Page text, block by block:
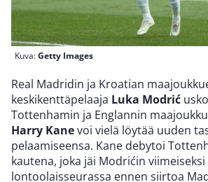
Kuva:Getty Images
Real Madridin ja Kroatian
keskikenttäpelaaja Luka Modrić
Tottenhamin ja Englannin
Harry Kanevoi vielä löytää uuden
pelaamiseensa. Kane debytoi
kautena, joka jäi Modrićin viimeiseksi
lontoolaisseurassa ennen siirtoa